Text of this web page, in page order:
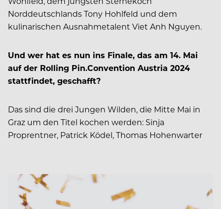
Norddeutschlands Tony Hohlfeld und dem
kulinarischen Ausnahmetalent Viet Anh Nguyen.
Und wer hat es nun ins Finale, das am 14. Mai
auf der Rolling Pin.Convention Austria 2024
stattfindet, geschafft?
Das sind die drei Jungen Wilden, die Mitte Mai in
Graz um den Titel kochen werden: Sinja
Proprentner, Patrick Ködel, Thomas Hohenwarter